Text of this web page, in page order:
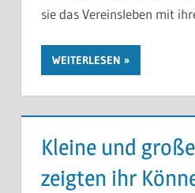
sie das Vereinsleben mit
WEITERLESEN
Kleine und
zeigten ihr